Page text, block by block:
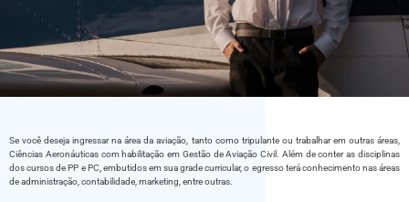
Se você deseja ingressar na área da aviação, tanto como tripulante ou trabalhar em outras áreas,
Ciências Aeronáuticas com habilitação em Gestão de Aviação Civil. Além de conter as disciplinas
dos cursos de PP e PC, embutidos em sua grade curricular, o egresso terá conhecimento nas áreas
de administração, contabilidade, marketing, entre outras.